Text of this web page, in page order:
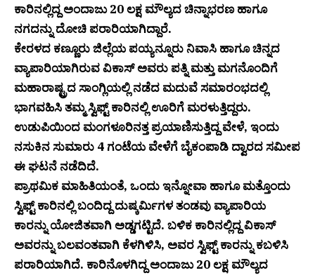
ಕಾರಿನಲ್ಲಿದ್ದ ಅಂದಾಜು ₹20 ಲಕ್ಷ ಮೌಲ್ಯದ ಚಿನ್ನಾಭರಣ ಹಾಗೂ
ನಗದನ್ನು ದೋಚಿ ಪರಾರಿಯಾಗಿದ್ದಾರೆ.
ಕೇರಳದ ಕಣ್ಣೂರು ಜಿಲ್ಲೆಯ ಪಯ್ಯನ್ನೂರು ನಿವಾಸಿ ಹಾಗೂ ಚಿನ್ನದ
ವ್ಯಾಪಾರಿಯಾಗಿರುವ ವಿಕಾಸ್ ಅವರು ಪತ್ನಿ ಮತ್ತು ಮಗನೊಂದಿಗೆ
ಮಹಾರಾಷ್ಟ್ರದ ಸಾಂಗ್ಲಿಯಲ್ಲಿ ನಡೆದ ಮದುವೆ ಸಮಾರಂಭದಲ್ಲಿ
ಭಾಗವಹಿಸಿ ತಮ್ಮ ಸ್ವಿಫ್ಟ್ ಕಾರಿನಲ್ಲಿ ಊರಿಗೆ ಮರಳುತ್ತಿದ್ದರು.
ಉಡುಪಿಯಿಂದ ಮಂಗಳೂರಿನತ್ತ ಪ್ರಯಾಣಿಸುತ್ತಿದ್ದ ವೇಳೆ, ಇಂದು
ನಸುಕಿನ ಸುಮಾರು 4 ಗಂಟೆಯ ವೇಳೆಗೆ ಬೈಕಂಪಾಡಿ ದ್ವಾರದ ಸಮೀಪ
ಈ ಘಟನೆ ನಡೆದಿದೆ.
ಪ್ರಾಥಮಿಕ ಮಾಹಿತಿಯಂತೆ, ಒಂದು ಇನ್ನೋವಾ ಹಾಗೂ ಮತ್ತೊಂದು
ಸ್ವಿಫ್ಟ್ ಕಾರಿನಲ್ಲಿ ಬಂದಿದ್ದ ದುಷ್ಕರ್ಮಿಗಳ ತಂಡವು ವ್ಯಾಪಾರಿಯ
ಕಾರನ್ನು ಯೋಜಿತವಾಗಿ ಅಡ್ಡಗಟ್ಟಿದೆ. ಬಳಿಕ ಕಾರಿನಲ್ಲಿದ್ದ ವಿಕಾಸ್
ಅವರನ್ನು ಬಲವಂತವಾಗಿ ಕೆಳಗಿಳಿಸಿ, ಅವರ ಸ್ವಿಫ್ಟ್ ಕಾರನ್ನು ಕಬಳಿಸಿ
ಪರಾರಿಯಾಗಿದೆ. ಕಾರಿನೊಳಗಿದ್ದ ಅಂದಾಜು ₹20 ಲಕ್ಷ ಮೌಲ್ಯದ